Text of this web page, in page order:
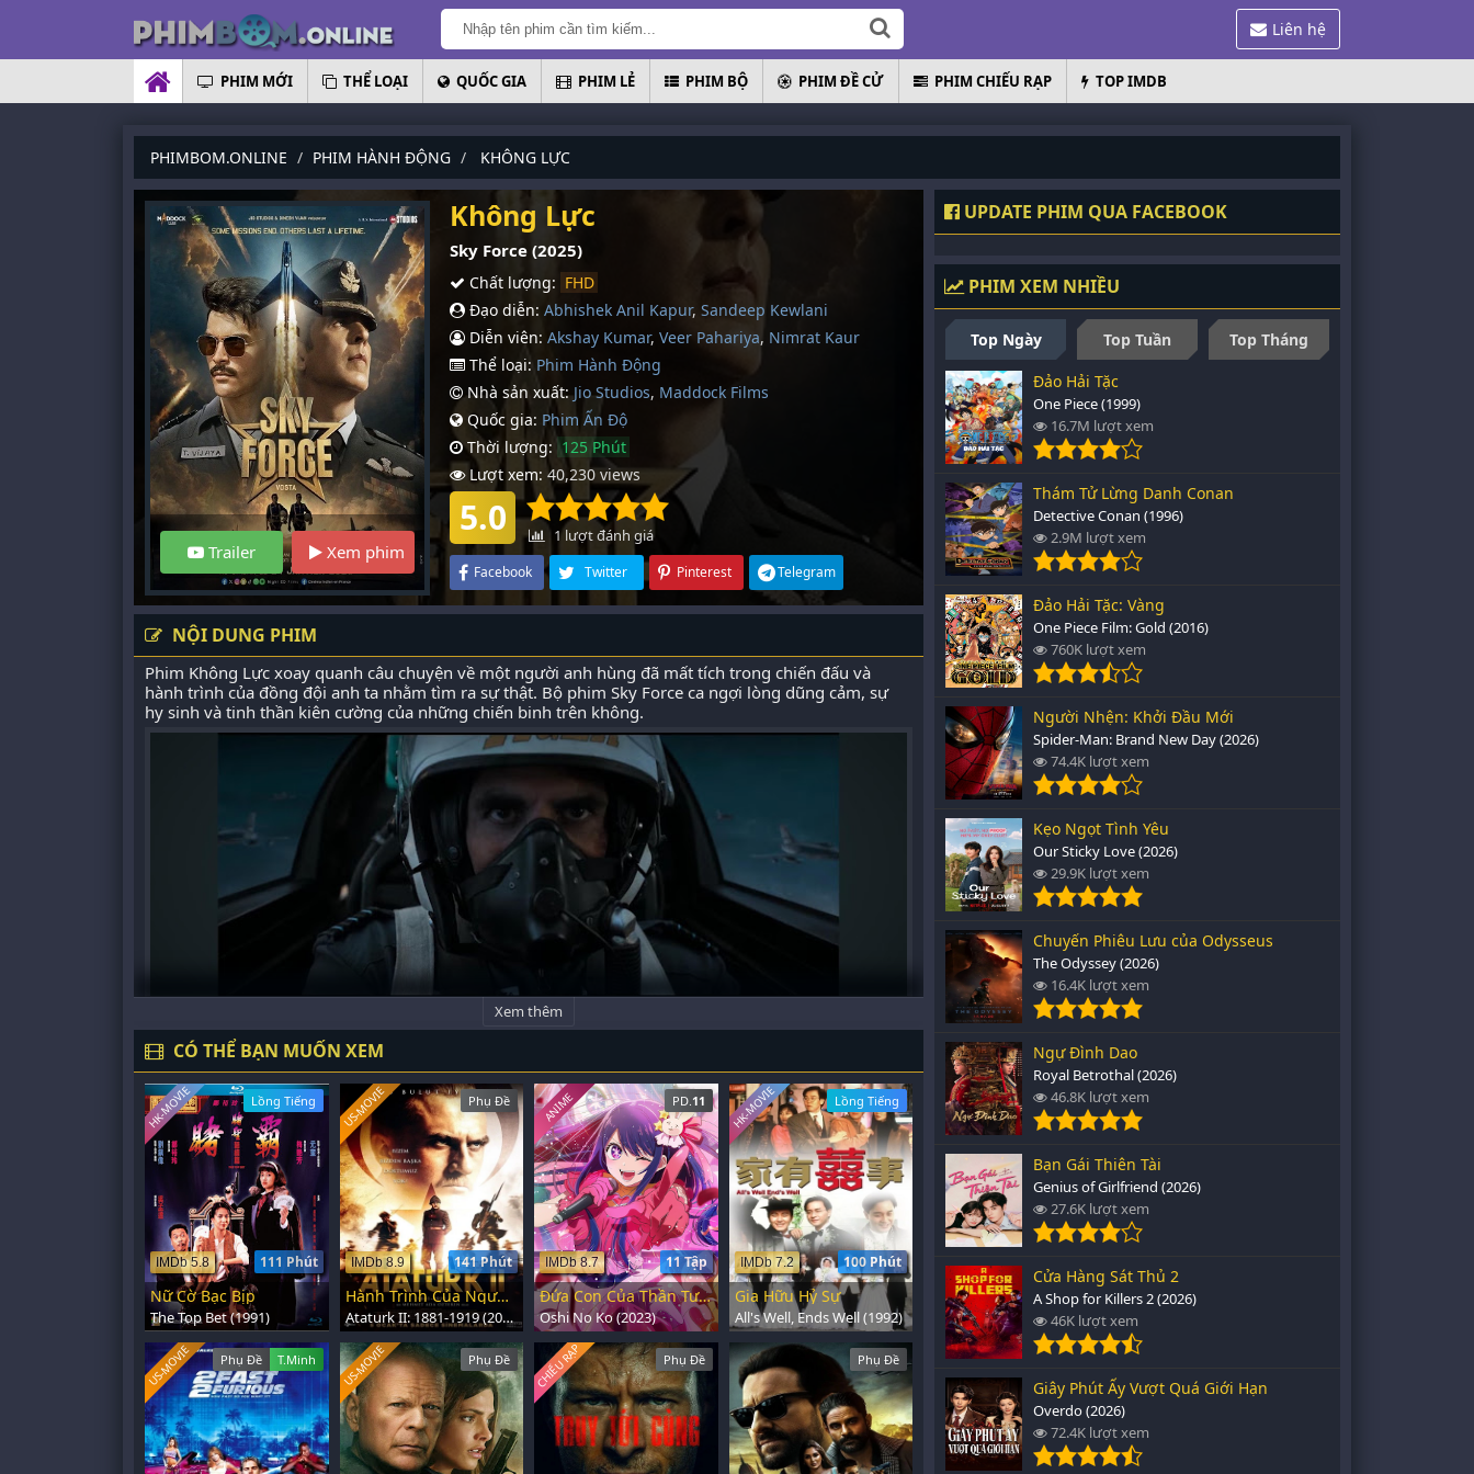
Liên hệ
PHIM MỚI THỂ LOẠI QUỐC GIA PHIM LẺ PHIM BỘ PHIM ĐỀ CỬ PHIM CHIẾU RẠP TOP IMDB
PHIMBOM.ONLINE PHIM HÀNH ĐỘNG KHÔNG LỰC
Trailer Xem phim
Không Lực
Sky Force (2025)
Chất lượng: FHD
Đạo diễn: Abhishek Anil Kapur, Sandeep Kewlani
Diễn viên: Akshay Kumar, Veer Pahariya, Nimrat Kaur
Thể loại: Phim Hành Động
Nhà sản xuất: Jio Studios, Maddock Films
Quốc gia: Phim Ấn Độ
Thời lượng: 125 Phút
Lượt xem: 40,230 views
5.0 1lượt đánh giá
Facebook Twitter Pinterest Telegram
NỘI DUNG PHIM
Phim Không Lực xoay quanh câu chuyện về một người anh hùng đã mất tích trong chiến đấu và
hành trình của đồng đội anh ta nhằm tìm ra sự thật. Bộ phim Sky Force ca ngợi lòng dũng cảm, sự
hy sinh và tinh thần kiên cường của những chiến binh trên không.
Xem thêm
CÓ THỂ BẠN MUỐN XEM
Lồng Tiếng
111 Phút
IMDb 5.8
HK-MOVIE
Nữ Cờ Bạc Bịp
The Top Bet (1991)
Phụ Đề
141 Phút
IMDb 8.9
US-MOVIE
Hành Trình Của Người Anh Hùng 2
Ataturk II: 1881-1919 (2024)
PD. 11
11 Tập
IMDb 8.7
ANIME
Đứa Con Của Thần Tượng
Oshi No Ko (2023)
Lồng Tiếng
100 Phút
IMDb 7.2
HK-MOVIE
Gia Hữu Hỷ Sự
All's Well, Ends Well (1992)
Phụ Đề T.Minh
US-MOVIE Phụ Đề
US-MOVIE Phụ Đề
CHIẾU RẠP Phụ Đề
UPDATE PHIM QUA FACEBOOK
PHIM XEM NHIỀU
Top Ngày Top Tuần
Top Tháng
Đảo Hải Tặc
One Piece (1999)
16.7M lượt xem
Thám Tử Lừng Danh Conan
Detective Conan (1996)
2.9M lượt xem
Đảo Hải Tặc: Vàng
One Piece Film: Gold (2016)
760K lượt xem
Người Nhện: Khởi Đầu Mới
Spider-Man: Brand New Day (2026)
74.4K lượt xem
Kẹo Ngọt Tình Yêu
Our Sticky Love (2026)
29.9K lượt xem
Chuyến Phiêu Lưu của Odysseus
The Odyssey (2026)
16.4K lượt xem
Ngự Đình Dao
Royal Betrothal (2026)
46.8K lượt xem
Bạn Gái Thiên Tài
Genius of Girlfriend (2026)
27.6K lượt xem
Cửa Hàng Sát Thủ 2
A Shop for Killers 2 (2026)
46K lượt xem
Giây Phút Ấy Vượt Quá Giới Hạn
Overdo (2026)
72.4K lượt xem